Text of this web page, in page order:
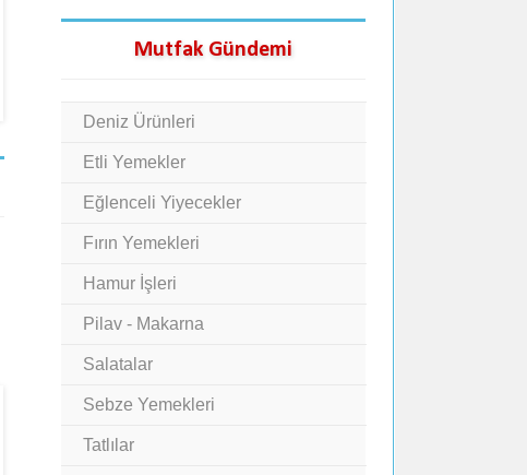
Mutfak Gündemi
Deniz Ürünleri
Etli Yemekler
Eğlenceli Yiyecekler
Fırın Yemekleri
Hamur İşleri
Pilav - Makarna
Salatalar
Sebze Yemekleri
Tatlılar